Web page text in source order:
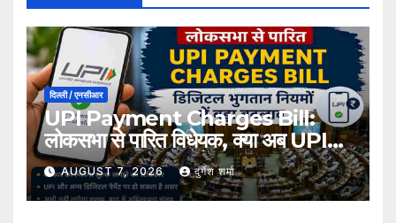
दिल्ली / एनसीआर
UPI Payment Charges Bill:
लोकसभा से पारित विधेयक, क्या अब UPI
भुगतान पर लग सकता है शुल्क?
AUGUST 7, 2026 दुर्गेश शर्मा